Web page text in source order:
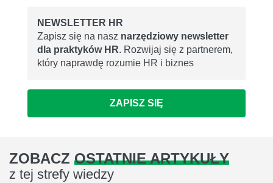
NEWSLETTER HR
Zapisz się na nasz narzędziowy newsletter
dla praktyków HR. Rozwijaj się z partnerem,
który naprawdę rozumie HR i biznes
ZAPISZ SIĘ
ZOBACZ OSTATNIE ARTYKUŁY
z tej strefy wiedzy